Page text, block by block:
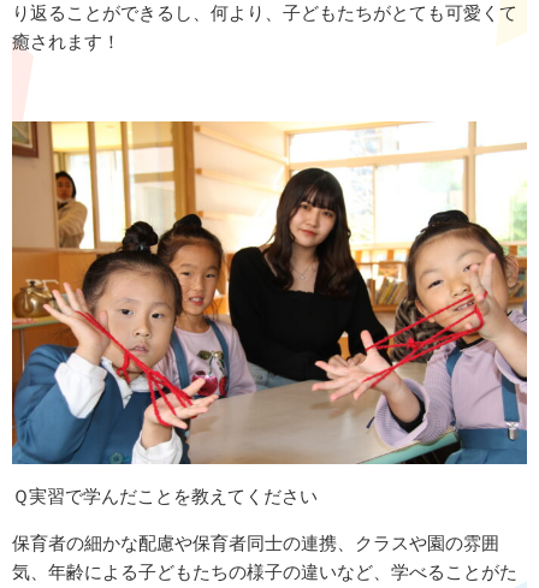
り返ることができるし、何より、子どもたちがとても可愛くて
癒されます！
Ｑ実習で学んだことを教えてください
保育者の細かな配慮や保育者同士の連携、クラスや園の雰囲
気、年齢による子どもたちの様子の違いなど、学べることがた